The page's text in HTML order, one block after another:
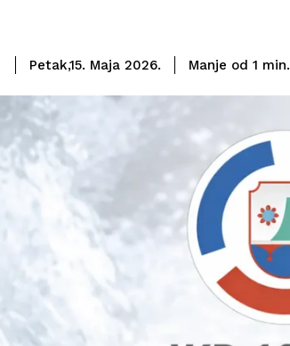
Petak,15. Maja 2026. Manje od 1 min.